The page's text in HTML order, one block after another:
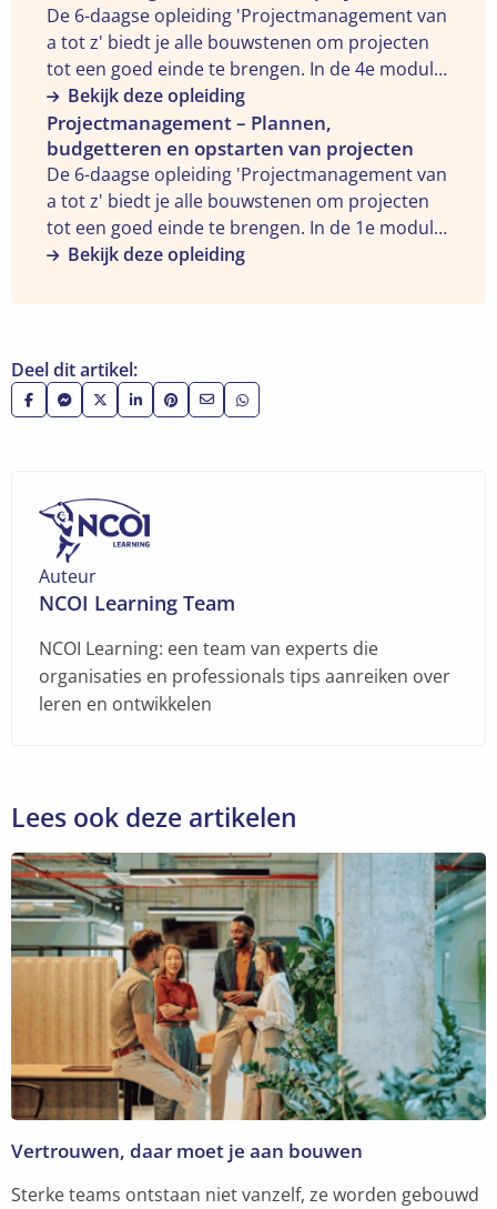
De 6-daagse opleiding 'Projectmanagement van
a tot z' biedt je alle bouwstenen om projecten
tot een goed einde te brengen. In de 4e module
'Omgaan met weerstand en verandering in
projecten' krijg je meer zicht op
changemanagement: hoe ga je om met
weerstand tegen verandering?
Bekijk deze opleiding
opleiding
"Projectmanagement
–
Omgaan
met
verandering
en
weerstand
in
projecten"
Projectmanagement – Plannen,
budgetteren en opstarten van projecten
De 6-daagse opleiding 'Projectmanagement van
a tot z' biedt je alle bouwstenen om projecten
tot een goed einde te brengen. In de 1e module
'Plannen, budgetteren en opstarten van
werken. Een goede basis!
Bekijk deze opleiding
Bekijk
de
opleiding
"Projectmanagement
–
Plannen,
van
projecten"
Deel dit artikel:
Deel
Deel
Deel
Deel
Deel
Deel
Deel
Auteur
NCOI Learning Team
NCOI Learning: een team van experts die
organisaties en professionals tips aanreiken over
leren en ontwikkelen
Lees ook deze artikelen
Vertrouwen, daar moet je aan bouwen
Sterke teams ontstaan niet vanzelf, ze worden gebouwd